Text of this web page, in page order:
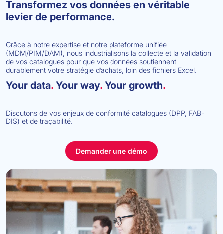
Transformez vos données en véritable
levier de performance.
Grâce à notre expertise et notre plateforme unifiée
(MDM/PIM/DAM), nous industrialisons la collecte et la validation
de vos catalogues pour que vos données soutiennent
durablement votre stratégie d’achats, loin des fichiers Excel.
Your data. Your way. Your growth.
Discutons de vos enjeux de conformité catalogues (DPP, FAB-
DIS) et de traçabilité.
Demander une démo